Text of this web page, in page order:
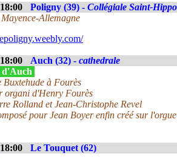
18:00 Poligny (39) - Collégiale Saint-
Allemagne
18:00 Auch (32) - cathedrale
d'Auch
Buxtehude à Fourès
organi d'Henry Fourès
Rolland et Jean-Christophe Revel
pour Jean Boyer enfin créé sur
18:00
Le Touquet (62)